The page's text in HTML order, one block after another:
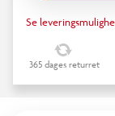
Se
365 dages returret